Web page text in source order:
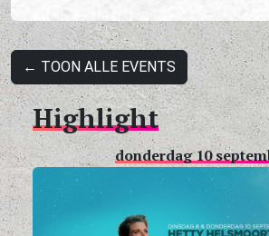
← TOON ALLE EVENTS
Highlight
donderdag 10